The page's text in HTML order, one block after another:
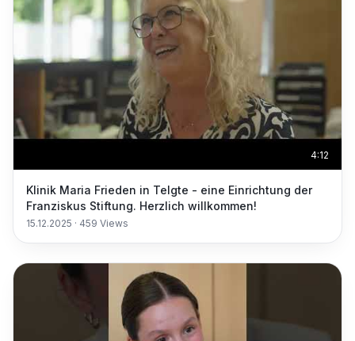
4:12
Klinik Maria Frieden in Telgte - eine Einrichtung der
Franziskus Stiftung. Herzlich willkommen!
15.12.2025 · 459 Views